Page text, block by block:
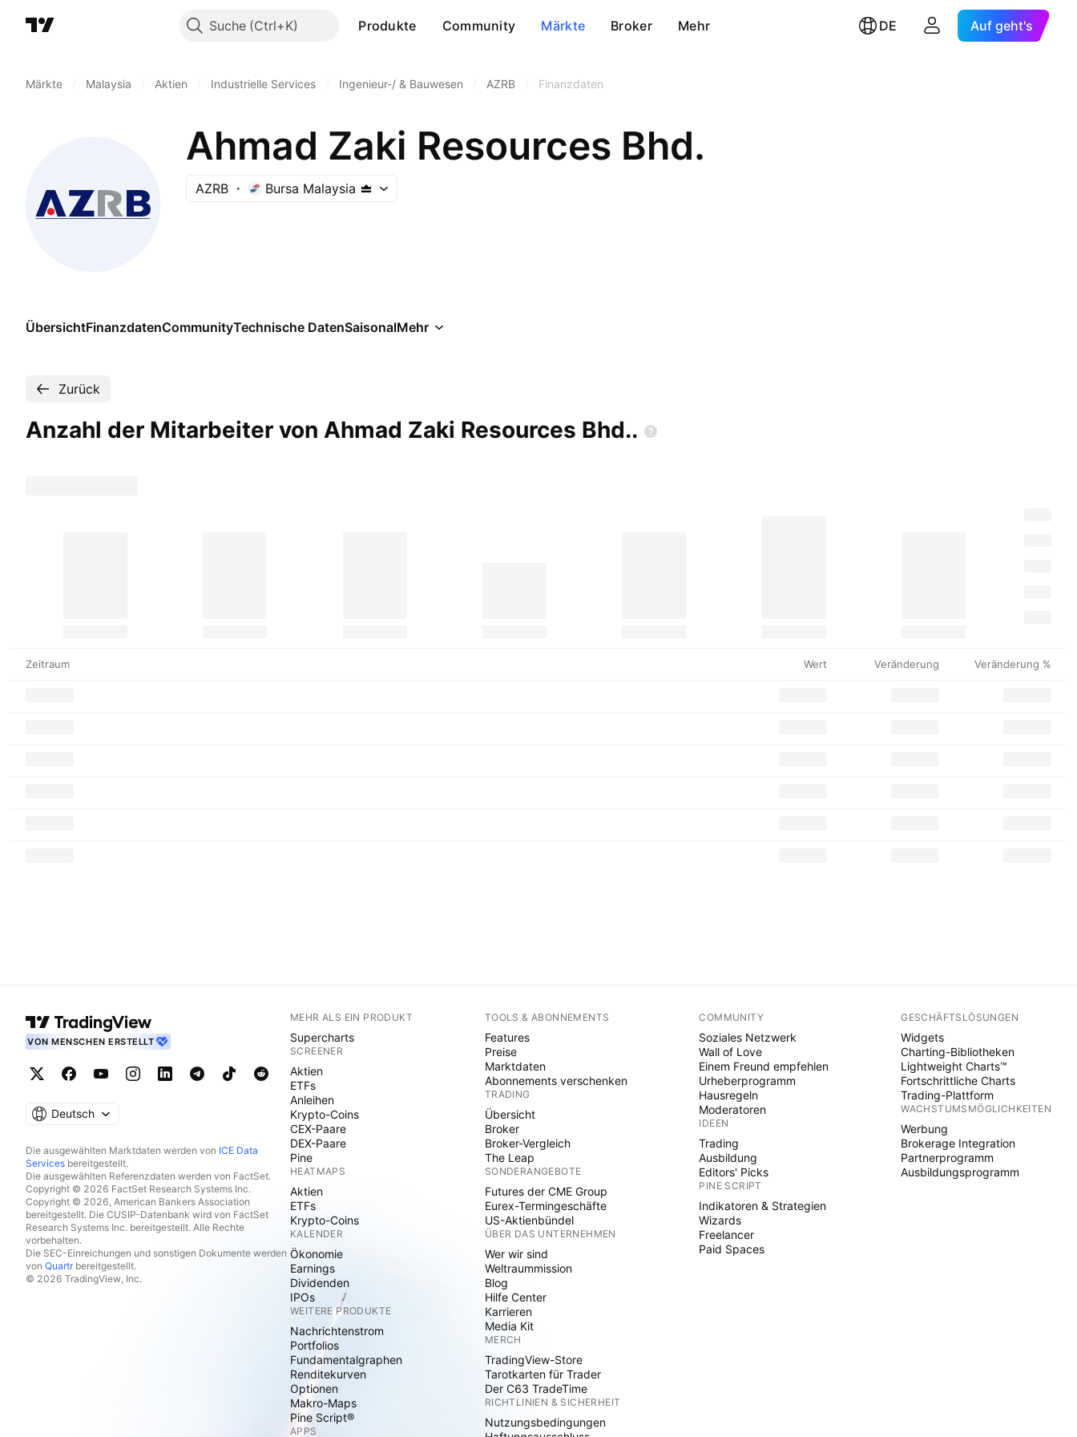
Suche Produkte Community Märkte Broker Mehr DE Auf geht's
Märkte Malaysia Aktien Industrielle Services Ingenieur-/ & Bauwesen AZRB Finanzdaten
Ahmad Zaki Resources Bhd.
AZRB Bursa Malaysia
ÜbersichtFinanzdatenCommunityTechnische DatenSaisonalMehr
Zurück
Anzahl der Mitarbeiter von Ahmad Zaki Resources Bhd..
Zeitraum Wert Veränderung Veränderung %
VON MENSCHEN ERSTELLT
Deutsch
Die ausgewählten Marktdaten werden von ICE Data
Services bereitgestellt.
Die ausgewählten Referenzdaten werden von FactSet.
Copyright © 2026 FactSet Research Systems Inc.
Copyright © 2026, American Bankers Association
bereitgestellt. Die CUSIP-Datenbank wird von FactSet
Research Systems Inc. bereitgestellt. Alle Rechte
vorbehalten.
Die SEC-Einreichungen und sonstigen Dokumente werden
von Quartrbereitgestellt.
© 2026 TradingView, Inc.
MEHR ALS EIN PRODUKT
Supercharts
SCREENER
Aktien
ETFs
Anleihen
Krypto-Coins
CEX-Paare
DEX-Paare
Pine
HEATMAPS
Aktien
ETFs
Krypto-Coins
KALENDER
Ökonomie
Earnings
Dividenden
IPOs
WEITERE PRODUKTE
Nachrichtenstrom
Portfolios
Fundamentalgraphen
Renditekurven
Optionen
Makro-Maps
Pine Script®
APPS
TOOLS & ABONNEMENTS
Features
Preise
Marktdaten
Abonnements verschenken
TRADING
Übersicht
Broker
Broker-Vergleich
The Leap
SONDERANGEBOTE
Futures der CME Group
Eurex-Termingeschäfte
US-Aktienbündel
ÜBER DAS UNTERNEHMEN
Wer wir sind
Weltraummission
Blog
Hilfe Center
Karrieren
Media Kit
MERCH
TradingView-Store
Tarotkarten für Trader
Der C63 TradeTime
RICHTLINIEN & SICHERHEIT
Nutzungsbedingungen
COMMUNITY
Soziales Netzwerk
Wall of Love
Einem Freund empfehlen
Urheberprogramm
Hausregeln
Moderatoren
IDEEN
Trading
Ausbildung
Editors' Picks
PINE SCRIPT
Indikatoren & Strategien
Wizards
Freelancer
Paid Spaces
GESCHÄFTSLÖSUNGEN
Widgets
Charting-Bibliotheken
Lightweight Charts™
Fortschrittliche Charts
Trading-Plattform
WACHSTUMSMÖGLICHKEITEN
Werbung
Brokerage Integration
Partnerprogramm
Ausbildungsprogramm